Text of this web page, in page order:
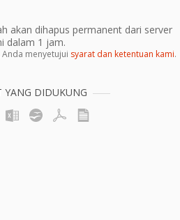
akan dihapus permanent dari server
dalam 1 jam.
menyetujui syarat dan ketentuan kami.
YANG DIDUKUNG